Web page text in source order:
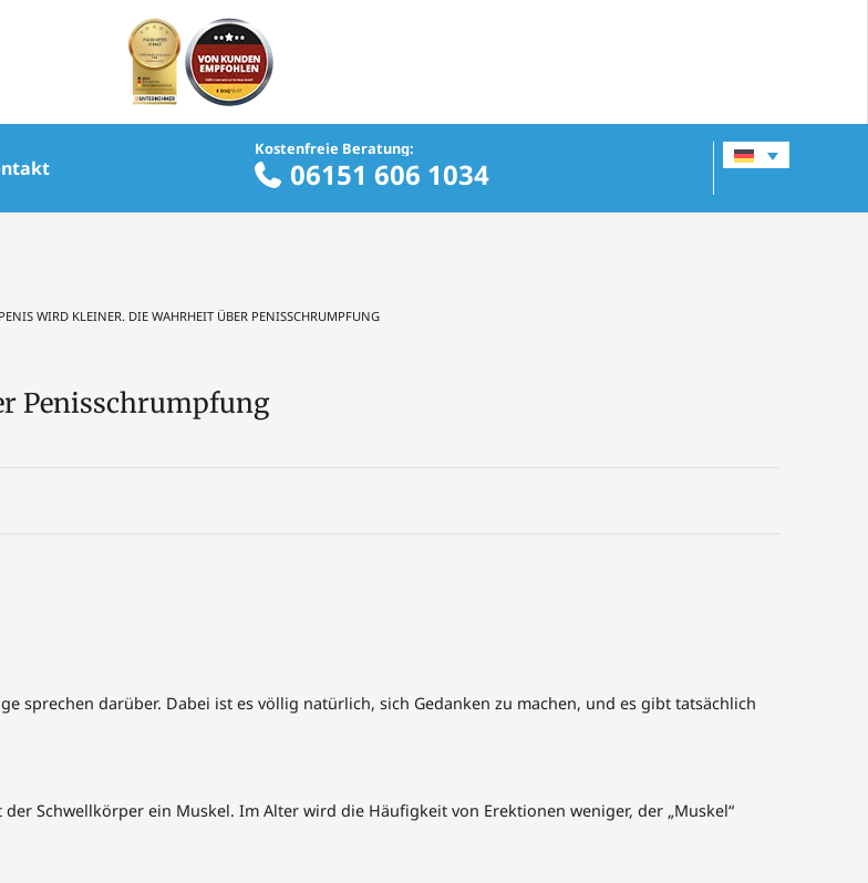
Kostenfreie Beratung:
06151 606 1034
WIRD KLEINER. DIE WAHRHEIT ÜBER PENISSCHRUMPFUNG
Penisschrumpfung
sprechen darüber. Dabei ist es völlig natürlich, sich Gedanken zu machen, und es gibt tatsächlich
Schwellkörper ein Muskel. Im Alter wird die Häufigkeit von Erektionen weniger, der „Muskel“